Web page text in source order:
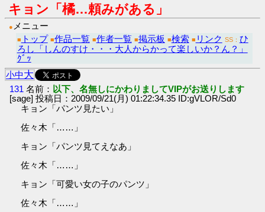
キョン「橘…頼みがある」
● メニュー
■ トップ ■作品一覧 ■作者一覧 ■掲示板 ■検索 ■ リンク SS： ひ
ろし「しんのすけ・・・大人からかって楽しいか？ん？」
ｸﾞｯ
小中大
131 名前： 以下、名無しにかわりましてVIPがお送りします
[sage] 投稿日：2009/09/21(月) 01:22:34.35 ID:gVLOR/Sd0
キョン「パンツ見たい」
佐々木「……」
キョン「パンツ見てえなあ」
佐々木「……」
キョン「可愛い女の子のパンツ」
佐々木「……」